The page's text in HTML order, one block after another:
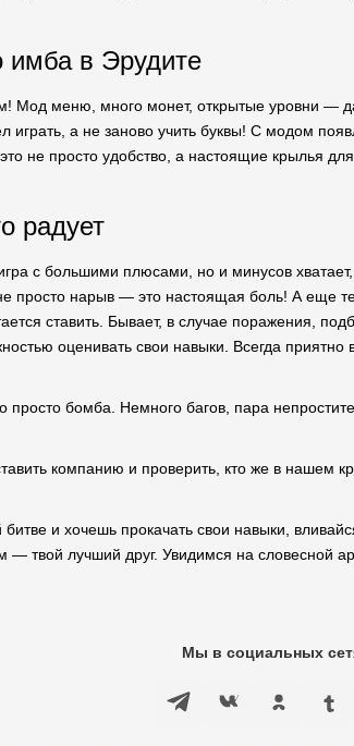
в Эрудите
Мод меню, много монет, открытые уровни —
а не заново учить буквы! С модом
не просто удобство, а настоящие крылья
радует
с большими плюсами, но и минусов
просто нарыв — это настоящая боль! А еще
ставить. Бывает, в случае поражения,
оценивать свои навыки. Всегда приятно
просто бомба. Немного багов, пара
компанию и проверить, кто же в нашем
и хочешь прокачать свои навыки,
— твой лучший друг. Увидимся на словесной
Мы в социальных